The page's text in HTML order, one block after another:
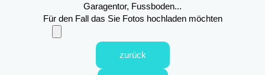
Garagentor, Fussboden...
Für den Fall das Sie Fotos hochladen möchten
zurück